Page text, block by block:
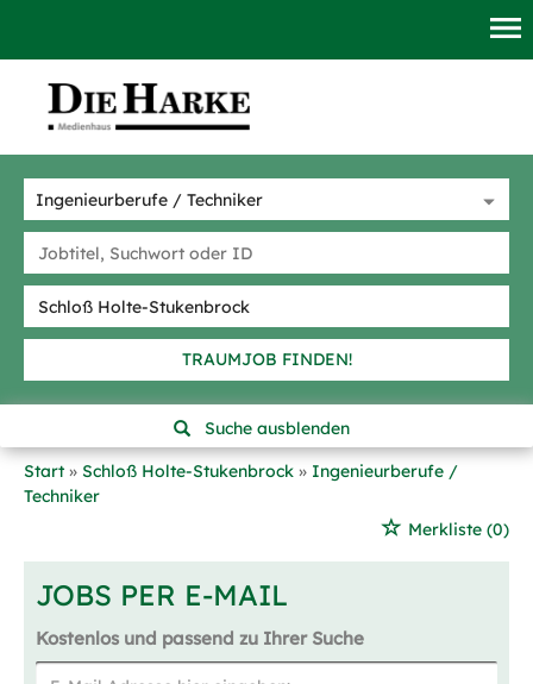
TRAUMJOB FINDEN!
Suche ausblenden
Start
Schloß Holte-Stukenbrock
Ingenieurberufe /
Techniker
Merkliste (0)
JOBS PER E-MAIL
Kostenlos und passend zu Ihrer Suche